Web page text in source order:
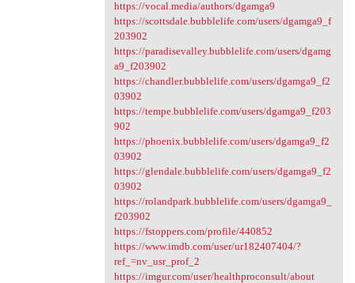
https://vocal.media/authors/dgamga9
https://scottsdale.bubblelife.com/users/dgamga9_f
203902
https://paradisevalley.bubblelife.com/users/dgamg
a9_f203902
https://chandler.bubblelife.com/users/dgamga9_f2
03902
https://tempe.bubblelife.com/users/dgamga9_f203
902
https://phoenix.bubblelife.com/users/dgamga9_f2
03902
https://glendale.bubblelife.com/users/dgamga9_f2
03902
https://rolandpark.bubblelife.com/users/dgamga9_
f203902
https://fstoppers.com/profile/440852
https://www.imdb.com/user/ur182407404/?
ref_=nv_usr_prof_2
https://imgur.com/user/healthproconsult/about